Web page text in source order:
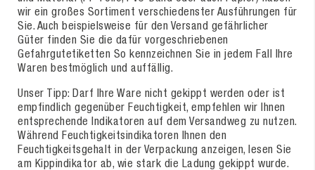
wir ein großes Sortiment verschiedenster Ausführungen für
Sie. Auch beispielsweise für den Versand gefährlicher
Güter finden Sie die dafür vorgeschriebenen
Gefahrgutetiketten So kennzeichnen Sie in jedem Fall Ihre
Waren bestmöglich und auffällig.
Unser Tipp: Darf Ihre Ware nicht gekippt werden oder ist
empfindlich gegenüber Feuchtigkeit, empfehlen wir Ihnen
entsprechende Indikatoren auf dem Versandweg zu nutzen.
Während Feuchtigkeitsindikatoren Ihnen den
Feuchtigkeitsgehalt in der Verpackung anzeigen, lesen Sie
am Kippindikator ab, wie stark die Ladung gekippt wurde.